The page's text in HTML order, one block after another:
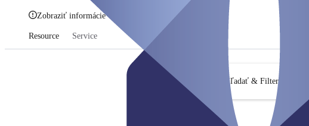
Zobraziť informácie
Resource Service
Hľadať & Filter
Car